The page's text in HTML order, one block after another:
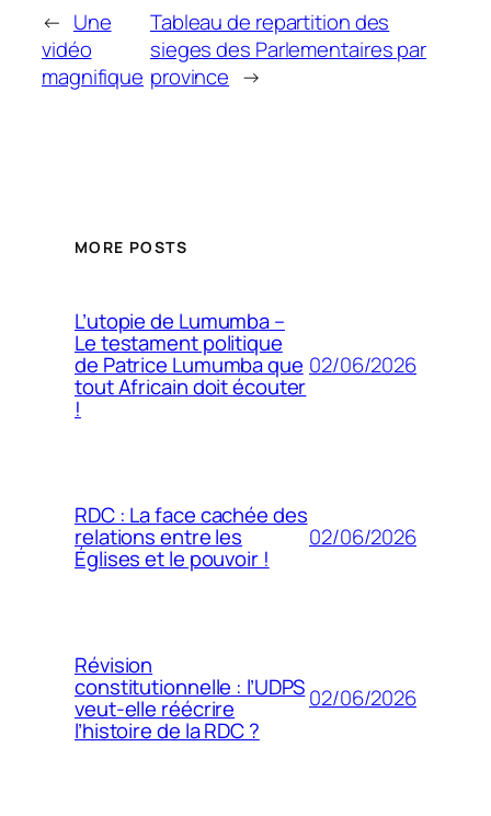
← Une
vidéo
magnifique
Tableau de repartition des
sieges des Parlementaires par
province →
MORE POSTS
L’utopie de Lumumba –
Le testament politique
de Patrice Lumumba que
tout Africain doit écouter
!
02/06/2026
RDC : La face cachée des
relations entre les
Églises et le pouvoir !
02/06/2026
Révision
constitutionnelle : l’UDPS
veut-elle réécrire
l’histoire de la RDC ?
02/06/2026